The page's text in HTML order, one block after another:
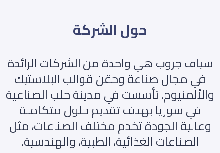
حول الشركة
سياف جروب هي واحدة من الشركات الرائدة
في مجال صناعة وحقن قوالب البلاستيك
والألمنيوم. تأسست في مدينة حلب الصناعية
في سوريا بهدف تقديم حلول متكاملة
وعالية الجودة تخدم مختلف الصناعات، مثل
الصناعات الغذائية، الطبية، والهندسية.